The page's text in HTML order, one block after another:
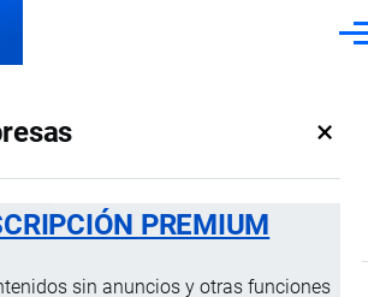
×
PREMIUM
sin anuncios y otras funciones
…, 8 Septiembre, 2024